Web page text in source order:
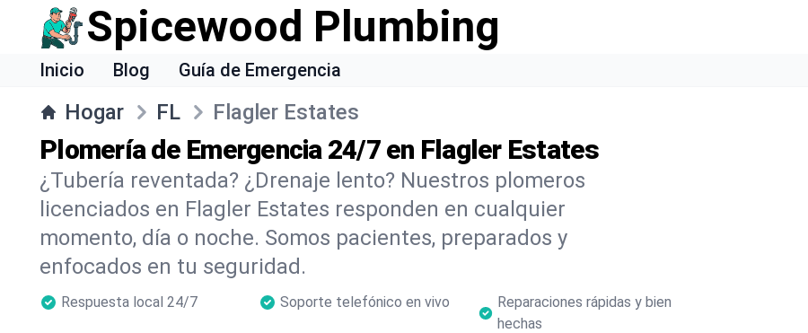
Spicewood Plumbing
Inicio Blog Guía de Emergencia
Hogar FL Flagler Estates
Plomería de Emergencia 24/7 en Flagler Estates
¿Tubería reventada? ¿Drenaje lento? Nuestros plomeros
licenciados en Flagler Estates responden en cualquier
momento, día o noche. Somos pacientes, preparados y
enfocados en tu seguridad.
Respuesta local 24/7 Soporte telefónico en vivo
Reparaciones rápidas y bien
hechas